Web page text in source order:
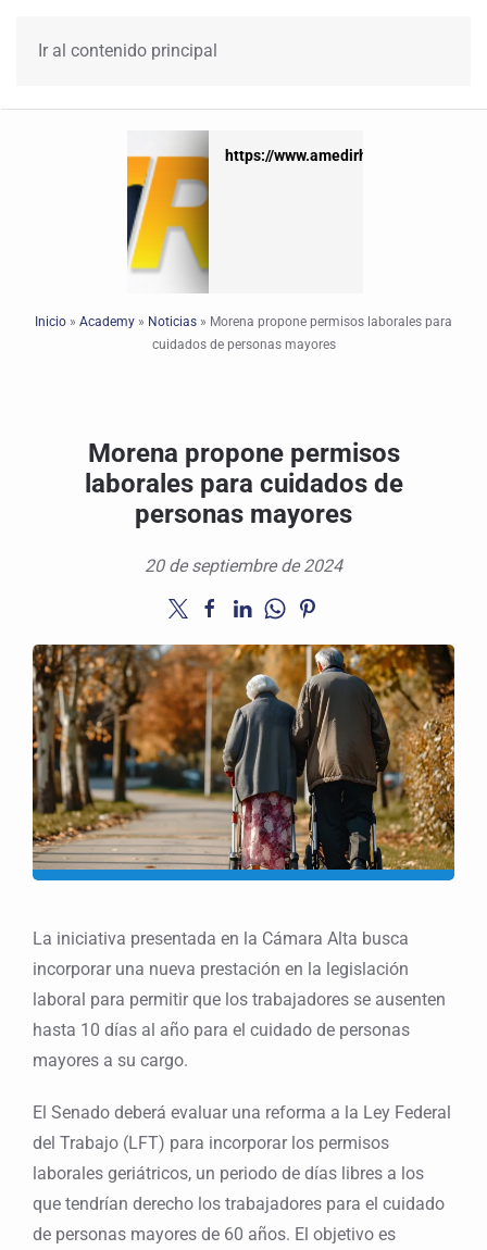
Ir al contenido principal
https://www.amedirh.com.mx
https://www.amedirh.com.mx
Inicio » Academy » Noticias » Morena propone permisos laborales para
cuidados de personas mayores
Morena propone permisos
laborales para cuidados de
personas mayores
20 de septiembre de 2024
La iniciativa presentada en la Cámara Alta busca
incorporar una nueva prestación en la legislación
laboral para permitir que los trabajadores se ausenten
hasta 10 días al año para el cuidado de personas
mayores a su cargo.
El Senado deberá evaluar una reforma a la Ley Federal
del Trabajo (LFT) para incorporar los permisos
laborales geriátricos, un periodo de días libres a los
que tendrían derecho los trabajadores para el cuidado
de personas mayores de 60 años. El objetivo es